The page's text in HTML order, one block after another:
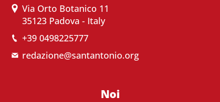
Via Orto Botanico 11
35123 Padova - Italy
+39 0498225777
redazione@santantonio.org
Noi